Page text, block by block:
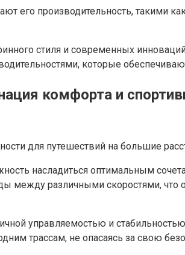
производительность, такими
стиля и современных
которые
комфорта и
насладиться оптимальным
между различными скоростями,
управляемостью и
трассам, не опасаясь за свою